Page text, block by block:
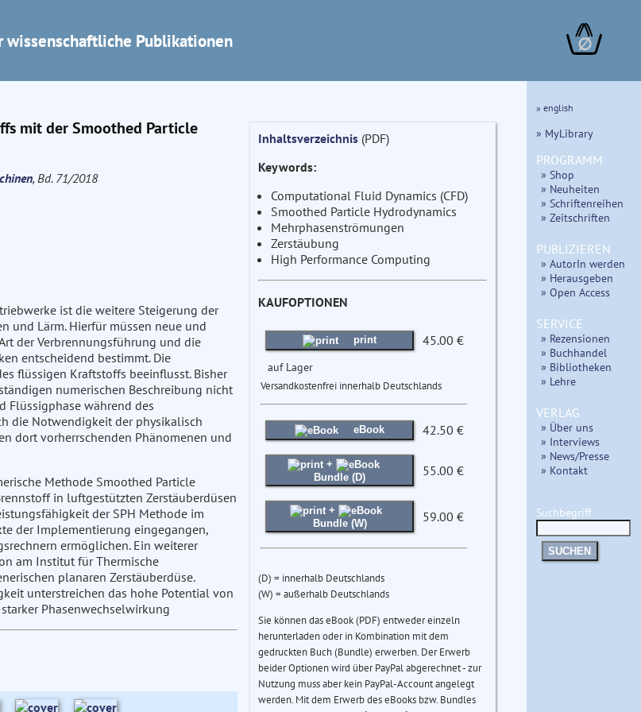
wissenschaftliche Publikationen ∅
mit der Smoothed Particle
, Bd. 71/2018
ist die weitere Steigerung der
und Lärm. Hierfür müssen neue und
der Verbrennungsführung und die
entscheidend bestimmt. Die
flüssigen Kraftstoffs beeinflusst. Bisher
numerischen Beschreibung nicht
Flüssigphase während des
die Notwendigkeit der physikalisch
dort vorherrschenden Phänomenen und
Methode Smoothed Particle
in luftgestützten Zerstäuberdüsen
der SPH Methode im
der Implementierung eingegangen,
ermöglichen. Ein weiterer
am Institut für Thermische
planaren Zerstäuberdüse.
unterstreichen das hohe Potential von
Phasenwechselwirkung
Inhaltsverzeichnis(PDF)
Keywords:
Computational Fluid Dynamics (CFD)
Smoothed Particle Hydrodynamics
Mehrphasenströmungen
Zerstäubung
High Performance Computing
KAUFOPTIONEN
print 45.00 €
auf Lager
Versandkostenfrei innerhalb Deutschlands
eBook 42.50 €
+
Bundle (D)
55.00 €
+
Bundle (W)
59.00 €
(D) = innerhalb Deutschlands
(W) = außerhalb Deutschlands
Sie können das eBook (PDF) entweder einzeln
herunterladen oder in Kombination mit dem
gedruckten Buch (Bundle) erwerben. Der Erwerb
beider Optionen wird über PayPal abgerechnet - zur
Nutzung muss aber kein PayPal-Account angelegt
werden. Mit dem Erwerb des eBooks bzw. Bundles
» english
» MyLibrary
PROGRAMM
» Shop
» Neuheiten
» Schriftenreihen
» Zeitschriften
PUBLIZIEREN
» AutorIn werden
» Herausgeben
» Open Access
SERVICE
» Rezensionen
» Buchhandel
» Bibliotheken
» Lehre
VERLAG
» Über uns
» Interviews
» News/Presse
» Kontakt
Suchbegriff
SUCHEN